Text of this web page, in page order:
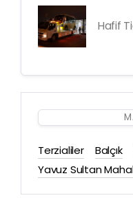
Hafif
Terzialiler Balçık
Yavuz Sultan